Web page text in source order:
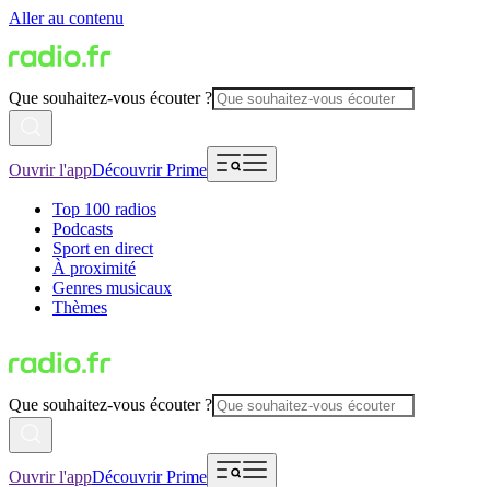
Aller au contenu
Que souhaitez-vous écouter ?
Ouvrir l'appDécouvrir Prime
Top 100 radios
Podcasts
Sport en direct
À proximité
Genres musicaux
Thèmes
Que souhaitez-vous écouter ?
Ouvrir l'appDécouvrir Prime